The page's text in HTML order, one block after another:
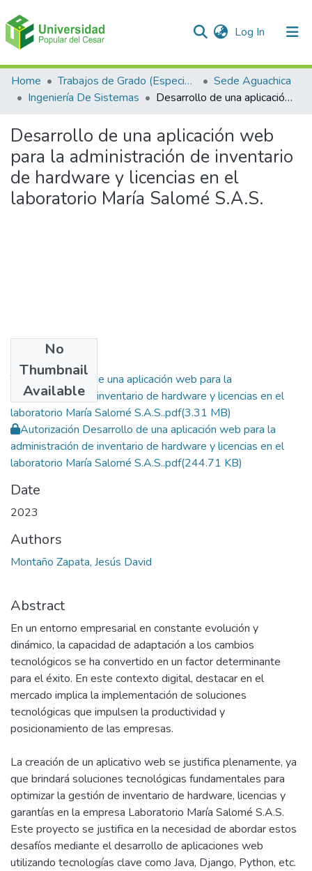
Log In (current)
Communities & Collections
All of DSpace
Statistics
Home Trabajos de Grado (Especializaciones y Pregrados)
Sede Aguachica
Ingeniería De Sistemas
Desarrollo de una aplicación web para la administración de inventario de hardware y licencias en el laboratorio María Salomé S.A.S.
Desarrollo de una aplicación web
para la administración de inventario
de hardware y licencias en el
laboratorio María Salomé S.A.S.
No
Thumbnail
Available
Tesis Desarrollo de una aplicación web para la
administración de inventario de hardware y licencias en el
laboratorio María Salomé S.A.S..pdf(3.31 MB)
Autorización Desarrollo de una aplicación web para la
administración de inventario de hardware y licencias en el
laboratorio María Salomé S.A.S..pdf(244.71 KB)
Date
2023
Authors
Montaño Zapata, Jesús David
Abstract
En un entorno empresarial en constante evolución y
dinámico, la capacidad de adaptación a los cambios
tecnológicos se ha convertido en un factor determinante
para el éxito. En este contexto digital, destacar en el
mercado implica la implementación de soluciones
tecnológicas que impulsen la productividad y
posicionamiento de las empresas.
La creación de un aplicativo web se justifica plenamente, ya
que brindará soluciones tecnológicas fundamentales para
optimizar la gestión de inventario de hardware, licencias y
garantías en la empresa Laboratorio María Salomé S.A.S.
Este proyecto se justifica en la necesidad de abordar estos
desafíos mediante el desarrollo de aplicaciones web
utilizando tecnologías clave como Java, Django, Python, etc.